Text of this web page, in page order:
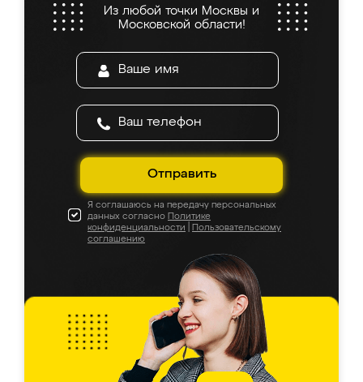
Из любой точки Москвы и
Московской области!
Отправить
Я соглашаюсь на передачу персональных
данных согласно Политике
конфиденциальности
Пользовательскому
соглашению